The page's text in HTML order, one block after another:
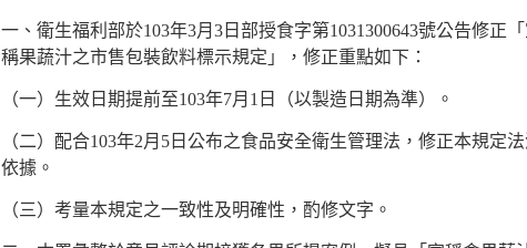
一、衛生福利部於103年3月3日部授食字第1031300643號公告修正
稱果蔬汁之市售包裝飲料標示規定」，修正重點如下：
（一）生效日期提前至103年7月1日（以製造日期為準）。
（二）配合103年2月5日公布之食品安全衛生管理法，修正本規定
依據。
（三）考量本規定之一致性及明確性，酌修文字。